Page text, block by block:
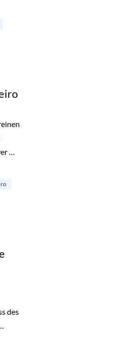
Birkholz“
…
des